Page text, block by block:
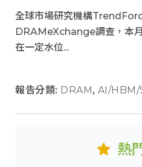
全球市場研究機構
DRAMeXchange調查，本
在一定水位...
報告分類: DRAM, AI/
熱